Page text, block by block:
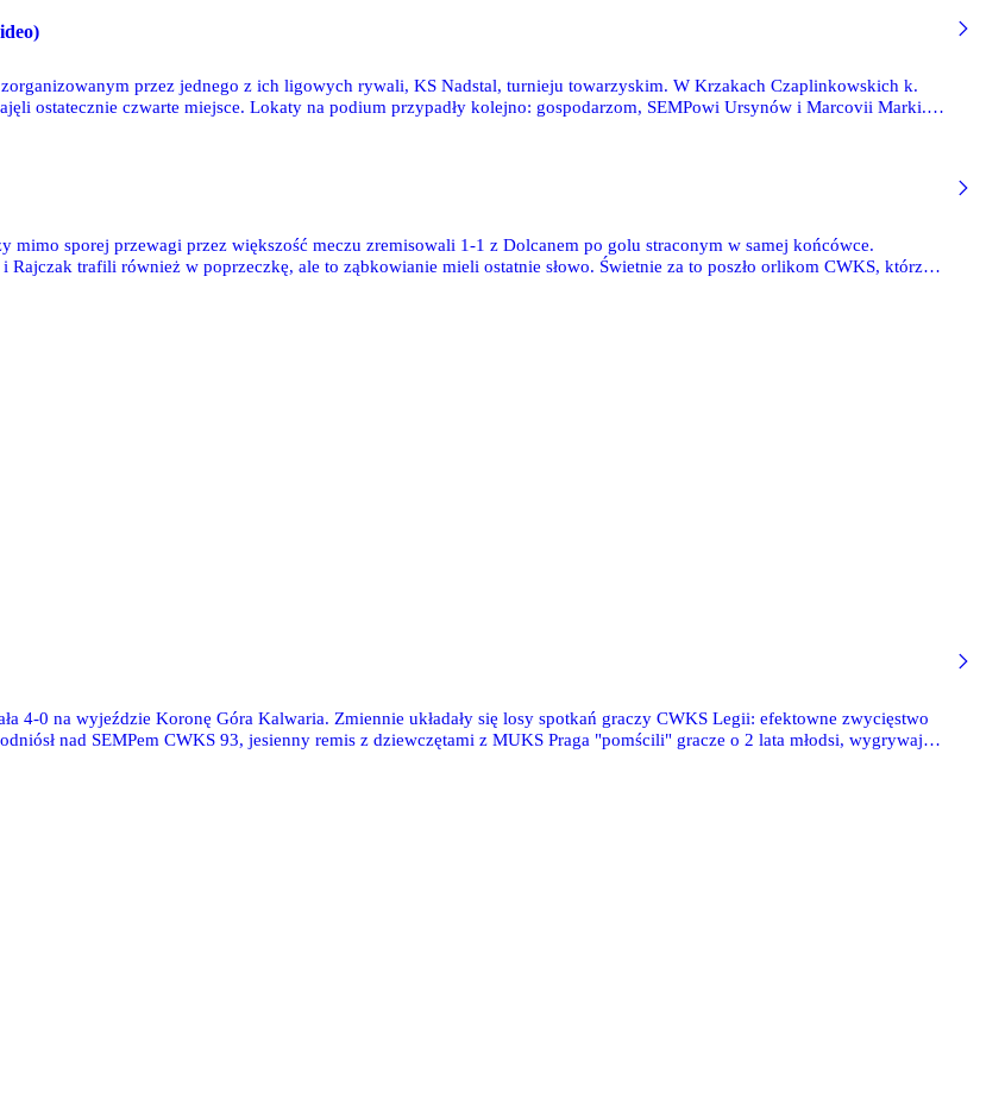
przez jednego z ich ligowych rywali, KS Nadstal, turnieju towarzyskim. W Krzakach Czaplinkowskich k.
ostatecznie czwarte miejsce. Lokaty na podium przypadły kolejno: gospodarzom, SEMPowi Ursynów i Marcovii Marki.
sporej przewagi przez większość meczu zremisowali 1-1 z Dolcanem po golu straconym w samej końcówce.
Rajczak trafili również w poprzeczkę, ale to ząbkowianie mieli ostatnie słowo. Świetnie za to poszło orlikom CWKS, którzy
4-0 na wyjeździe Koronę Góra Kalwaria. Zmiennie układały się losy spotkań graczy CWKS Legii: efektowne zwycięstwo
nad SEMPem CWKS 93, jesienny remis z dziewczętami z MUKS Praga "pomścili" gracze o 2 lata młodsi, wygrywając